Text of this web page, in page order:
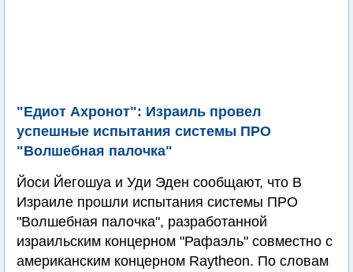
"Едиот Ахронот": Израиль провел
успешные испытания системы ПРО
"Волшебная палочка"
Йоси Йегошуа и Уди Эден сообщают, что В
Израиле прошли испытания системы ПРО
"Волшебная палочка", разработанной
израильским концерном "Рафаэль" совместно с
американским концерном Raytheon. По словам